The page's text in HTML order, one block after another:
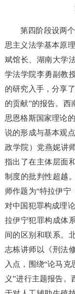
第四阶段设两
思主义法学基本原
斌馆长、湖南大学
学法学院李勇副教
的研究入手，分享
的贡献”的报告。西
思恩格斯国家理论
说的形成与基本观
政学院）党燕妮讲
指出了在主体层面
制度的批判性超越
师作题为“特拉伊宁
对中国犯罪构成理
拉伊宁犯罪构成体
间的区别和联系。
志栋讲师以《刑法
入点，围绕“论马
义”进行主题报告